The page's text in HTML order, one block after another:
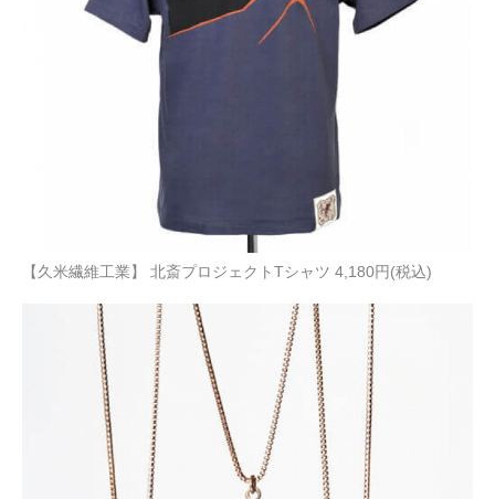
【久米繊維工業】 北斎プロジェクトTシャツ 4,180円(税込)